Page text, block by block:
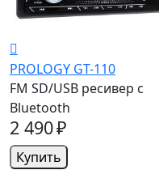
PROLOGY GT-110
FM SD/USB ресивер с
Bluetooth
2 490 ₽
Купить